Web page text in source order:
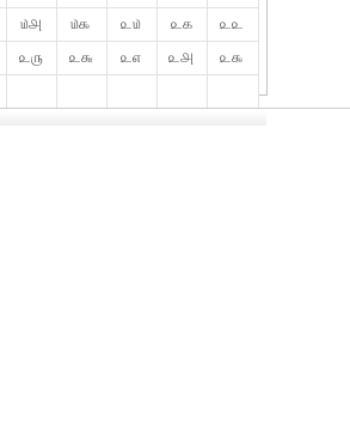
௰௮ ௰௯ ௨௰ ௨௧
௨௨
௨௫ ௨௬ ௨௭ ௨௮
௨௯